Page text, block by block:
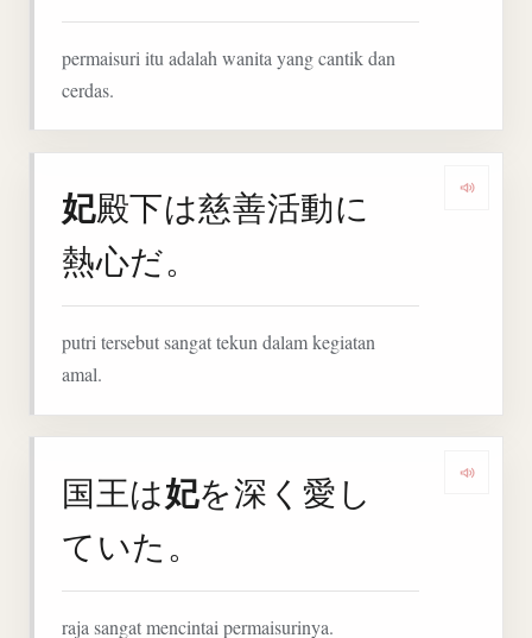
permaisuri itu adalah wanita yang cantik dan
cerdas.
妃殿下は慈善活動に
熱心だ。
putri tersebut sangat tekun dalam kegiatan
amal.
国王は妃を深く愛し
ていた。
raja sangat mencintai permaisurinya.